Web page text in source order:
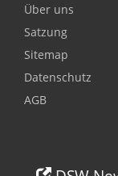
Über uns
Satzung
Sitemap
Datenschutz
AGB